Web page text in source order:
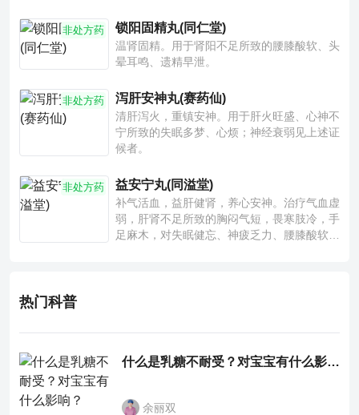
非处方药 锁阳固精丸(同仁堂)
温肾固精。用于肾阳不足所致的腰膝酸软、头
晕耳鸣、遗精早泄。
非处方药 泻肝安神丸(赛药仙)
清肝泻火，重镇安神。用于肝火旺盛、心神不
宁所致的失眠多梦、心烦；神经衰弱见上述证
候者。
非处方药 益安宁丸(同溢堂)
补气活血，益肝健肾，养心安神。治疗气血虚
弱，肝肾不足所致的胸闷气短，畏寒肢冷，手
足麻木，对失眠健忘、神疲乏力、腰膝酸软也
热门科普
什么是乳糖不耐受？对宝宝有什么影响？
余丽双